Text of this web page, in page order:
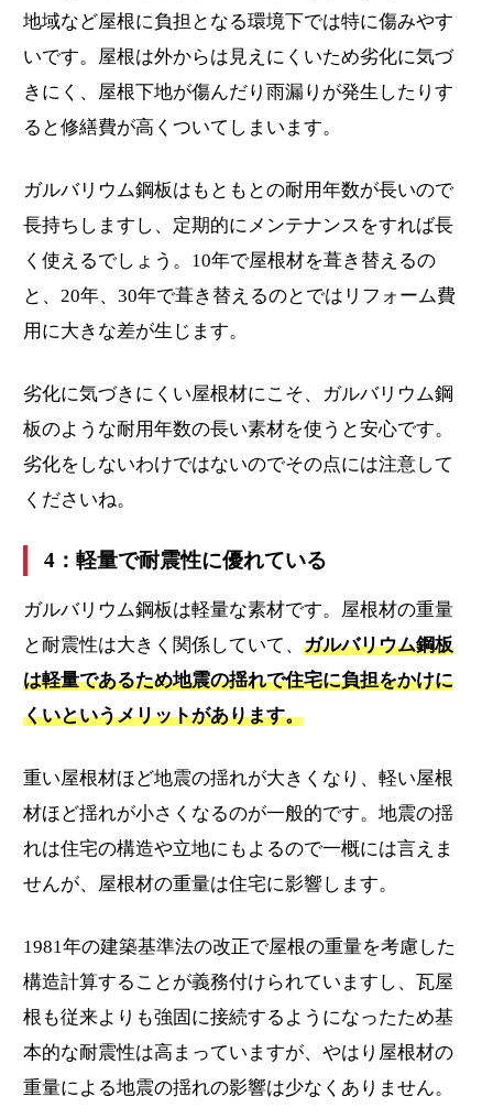
地域など屋根に負担となる環境下では特に傷みやす
いです。屋根は外からは見えにくいため劣化に気づ
きにく、屋根下地が傷んだり雨漏りが発生したりす
ると修繕費が高くついてしまいます。
ガルバリウム鋼板はもともとの耐用年数が長いので
長持ちしますし、定期的にメンテナンスをすれば長
く使えるでしょう。10年で屋根材を葺き替えるの
と、20年、30年で葺き替えるのとではリフォーム費
用に大きな差が生じます。
劣化に気づきにくい屋根材にこそ、ガルバリウム鋼
板のような耐用年数の長い素材を使うと安心です。
劣化をしないわけではないのでその点には注意して
くださいね。
4：軽量で耐震性に優れている
ガルバリウム鋼板は軽量な素材です。屋根材の重量
と耐震性は大きく関係していて、ガルバリウム鋼板
は軽量であるため地震の揺れで住宅に負担をかけに
くいというメリットがあります。
重い屋根材ほど地震の揺れが大きくなり、軽い屋根
材ほど揺れが小さくなるのが一般的です。地震の揺
れは住宅の構造や立地にもよるので一概には言えま
せんが、屋根材の重量は住宅に影響します。
1981年の建築基準法の改正で屋根の重量を考慮した
構造計算することが義務付けられていますし、瓦屋
根も従来よりも強固に接続するようになったため基
本的な耐震性は高まっていますが、やはり屋根材の
重量による地震の揺れの影響は少なくありません。